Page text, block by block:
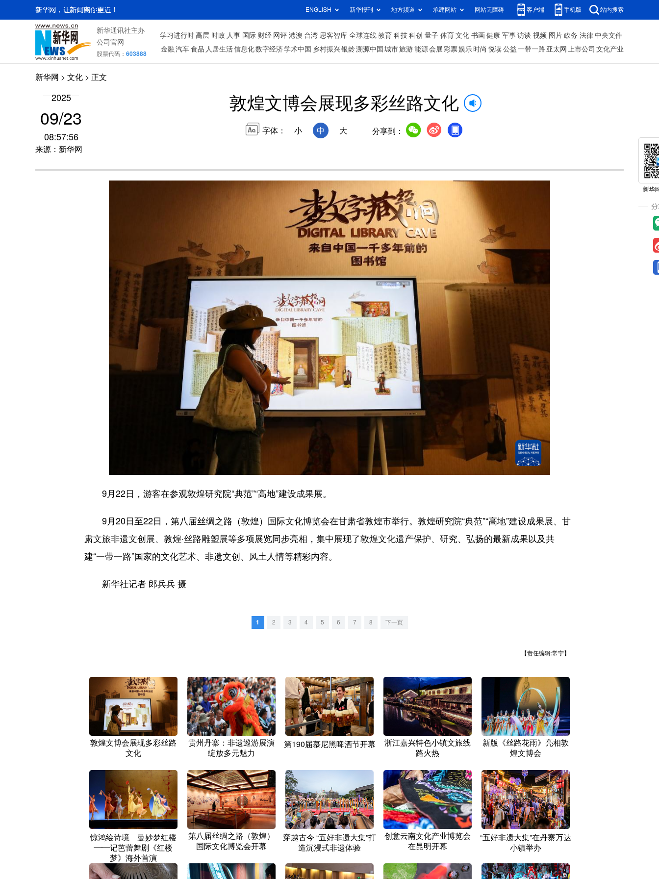
ENGLISH 新华报刊 地方频道 承建网站 网站无障碍 客户端 手机版 站内搜索
新华通讯社主办
公司官网
股票代码： 603888
学习进行时 高层 时政 人事 国际 财经 网评 港澳 台湾 思客智库 全球连线 教育 科技 科创 量子 体育 文化 书画 健康 军事 访谈 视频 图片 政务 法律 中央文件
金融 汽车 食品 人居生活信息化数字经济学术中国 乡村振兴银龄溯源中国 城市旅游 能源 会展 彩票娱乐 时尚 悦读 公益 一带一路 亚太网 上市公司 文化产业
新华网 > 文化 > 正文
2025
09/23
08:57:56
来源：新华网
敦煌文博会展现多彩丝路文化
字体： 小 中 大 分享到：
9月22日，游客在参观敦煌研究院“典范”“高地”建设成果展。
9月20日至22日，第八届丝绸之路（敦煌）国际文化博览会在甘肃省敦煌市举行。敦煌研究院“典范”“高地”建设成果展、甘
肃文旅非遗文创展、敦煌·丝路雕塑展等多项展览同步亮相，集中展现了敦煌文化遗产保护、研究、弘扬的最新成果以及共
建“一带一路”国家的文化艺术、非遗文创、风土人情等精彩内容。
新华社记者 郎兵兵 摄
1 2 3 4 5 6 7 8 下一页
【责任编辑:常宁】
敦煌文博会展现多彩丝路
文化
贵州丹寨：非遗巡游展演
绽放多元魅力
第190届慕尼黑啤酒节开幕
浙江嘉兴特色小镇文旅线
路火热
新版《丝路花雨》亮相敦
煌文博会
惊鸿绘诗境 曼妙梦红楼
——记芭蕾舞剧《红楼
梦》海外首演
第八届丝绸之路（敦煌）
国际文化博览会开幕
穿越古今 “五好非遗大集”打
造沉浸式非遗体验
创意云南文化产业博览会
在昆明开幕
“五好非遗大集”在丹寨万达
小镇举办